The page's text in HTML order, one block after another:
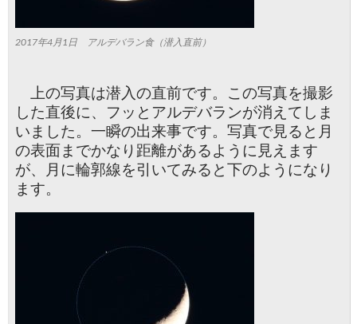
2017年4月1日 アルデバラン食（潜入直前）
上の写真は潜入の直前です。この写真を撮影
した直後に、フッとアルデバランが消えてしま
いました。一瞬の出来事です。写真で見ると月
の表面までかなり距離があるように見えます
が、月に輪郭線を引いてみると下のようになり
ます。